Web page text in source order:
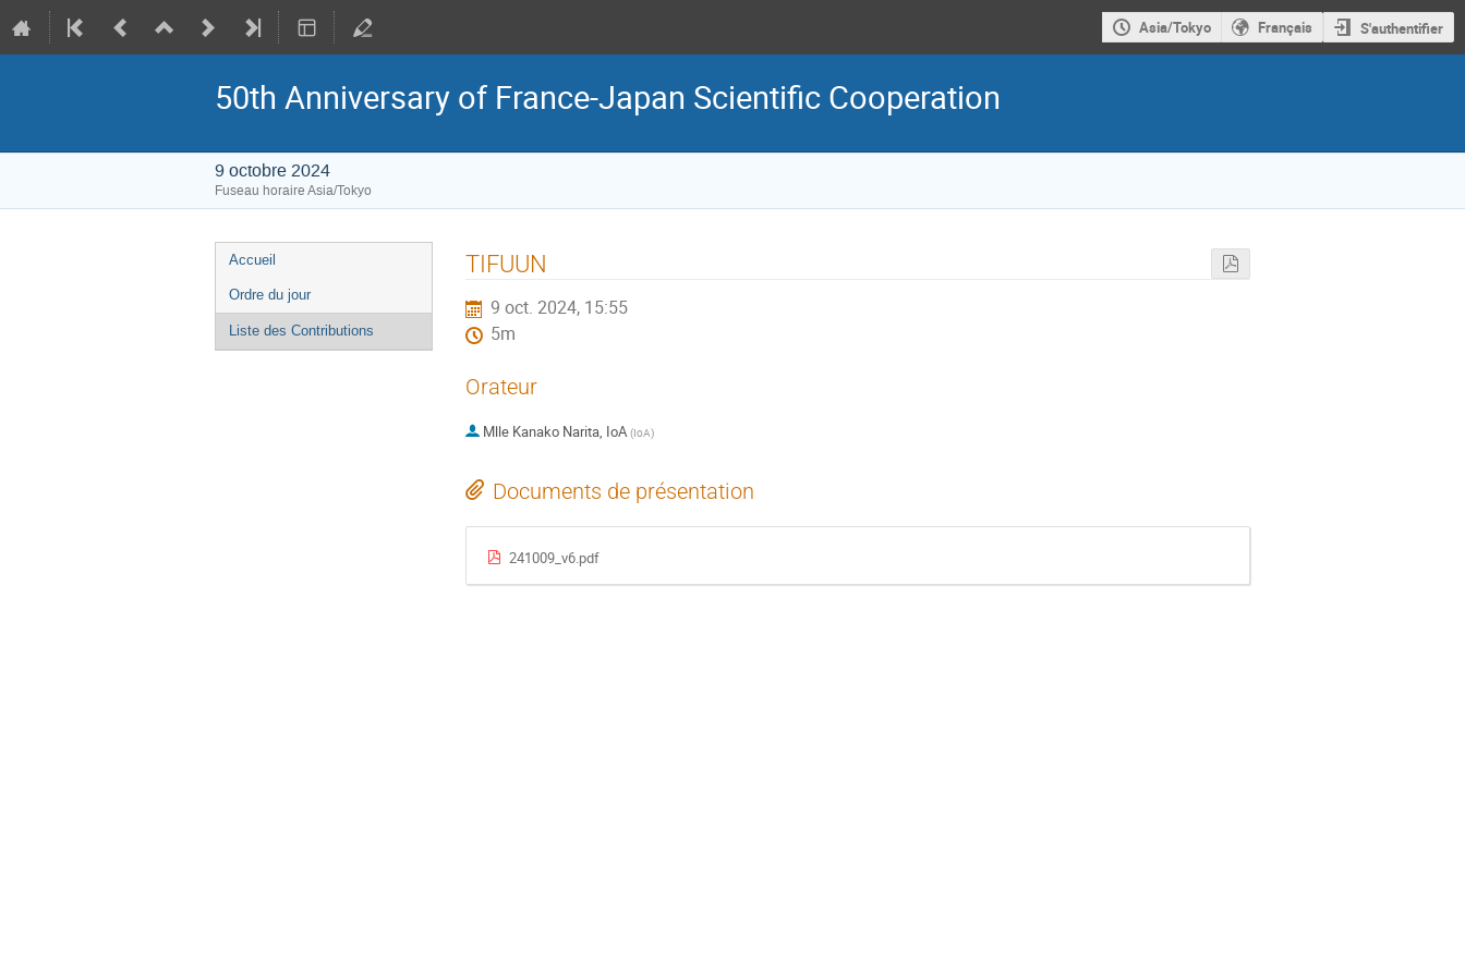
Asia/Tokyo Français S'authentifier
50th Anniversary of France-Japan Scientific Cooperation
9 octobre 2024
Fuseau horaire Asia/Tokyo
Menu
de
l'événement
Accueil
Ordre du jour
Liste des Contributions
TIFUUN
9 oct. 2024, 15:55
5m
Orateur
Mlle Kanako Narita, IoA (IoA)
Documents de présentation
241009_v6.pdf